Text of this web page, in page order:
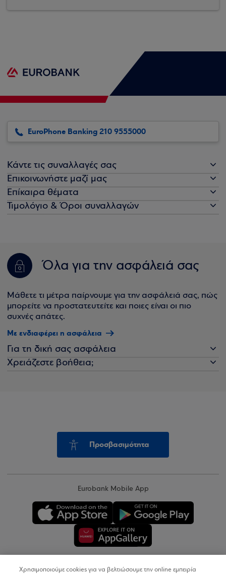
EuroPhone Banking 210 9555000
Κάντε τις συναλλαγές σας
Επικοινωνήστε μαζί μας
Επίκαιρα θέματα
Τιμολόγιο & Όροι συναλλαγών
Όλα για την ασφάλειά σας
Μάθετε τι μέτρα παίρνουμε για την ασφάλειά σας, πώς
μπορείτε να προστατευτείτε και ποιες είναι οι πιο
συχνές απάτες.
Με ενδιαφέρει η ασφάλεια
Για τη δική σας ασφάλεια
Χρειάζεστε βοήθεια;
Προσβασιμότητα
Eurobank Mobile App
Χρησιμοποιούμε cookies για να βελτιώσουμε την online εμπειρία